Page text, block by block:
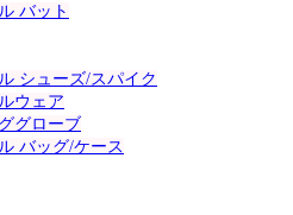
バット
シューズ/スパイク
ウェア
グローブ
バッグ/ケース